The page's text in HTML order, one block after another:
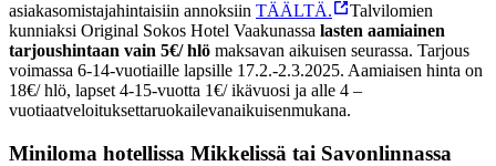
asiakasomistajahintaisiin annoksiin TÄÄLTÄ.
Talvilomien
kunniaksi Original Sokos Hotel Vaakunassa lasten aamiainen
tarjoushintaan vain 5€/ hlö maksavan aikuisen seurassa. Tarjous
voimassa 6-14-vuotiaille lapsille 17.2.-2.3.2025. Aamiaisen hinta on
18€/hlö, lapset 4-15-vuotta 1€/ikävuosi ja alle 4 –
vuotiaatveloituksettaruokailevanaikuisenmukana.
Miniloma hotellissa Mikkelissä tai Savonlinnassa